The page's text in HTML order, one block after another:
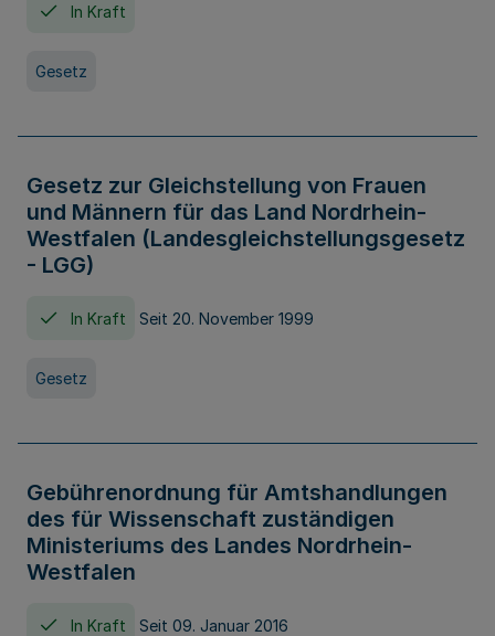
In Kraft
Gesetz
Gesetz zur Gleichstellung von Frauen
und Männern für das Land Nordrhein-
Westfalen (Landesgleichstellungsgesetz
- LGG)
In Kraft Seit 20. November 1999
Gesetz
Gebührenordnung für Amtshandlungen
des für Wissenschaft zuständigen
Ministeriums des Landes Nordrhein-
Westfalen
In Kraft Seit 09. Januar 2016